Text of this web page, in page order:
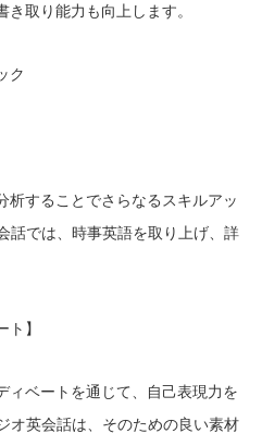
取り能力も向上します。
ク
析することでさらなるスキルアッ
話では、時事英語を取り上げ、詳
ト】
ィベートを通じて、自己表現力を
オ英会話は、そのための良い素材